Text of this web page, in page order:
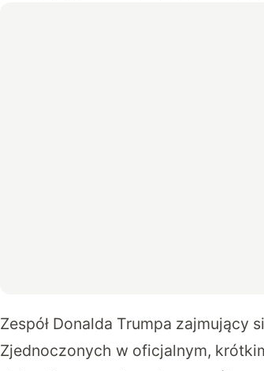
Zespół Donalda Trumpa zajmujący
Zjednoczonych w oficjalnym,